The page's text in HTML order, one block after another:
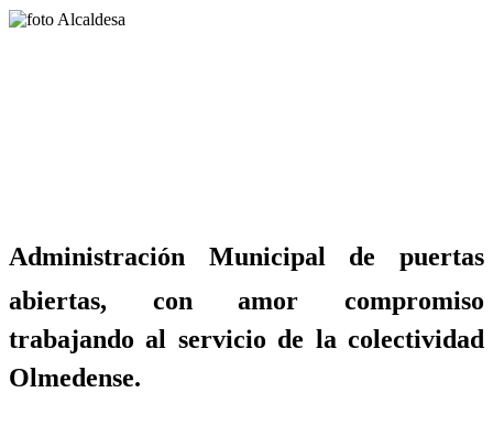
Administración Municipal de puertas
abiertas, con amor compromiso
trabajando al servicio de la colectividad
Olmedense.